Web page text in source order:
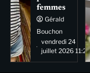
femmes
Gérald
Bouchon
vendredi 24
juillet 2026